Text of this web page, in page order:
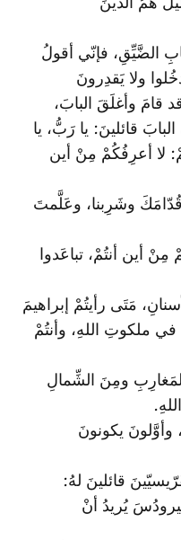
الضَّيِّقِ، فإنّي أقولُ
ولا يَقدِرونَ
قامَ وأغلَقَ البابَ،
قائلينَ: يا رَبُّ، يا
لا أعرِفُكُمْ مِنْ أين
قُدّامَكَ وشَرِبنا، وعَلَّمتَ
أين أنتُمْ، تباعَدوا
مَتَى رأيتُمْ إبراهيمَ
ملكوتِ اللهِ، وأنتُمْ
ومِنَ الشِّمالِ
وأوَّلونَ يكونونَ
قائلينَ لهُ:
يُريدُ أنْ